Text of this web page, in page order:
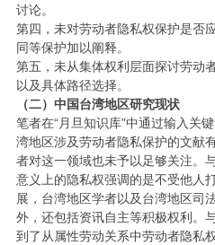
讨论。
第四，未对劳动者隐私权保护是否
同等保护加以阐释。
第五，未从集体权利层面探讨劳动
以及具体路径选择。
（二）中国台湾地区研究现状
笔者在“月旦知识库”中通过输入关
湾地区涉及劳动者隐私保护的文献
者对这一领域也未予以足够关注。
意义上的隐私权强调的是不受他人
展，台湾地区学者以及台湾地区司
外，还包括资讯自主等积极权利。
到了从属性劳动关系中劳动者隐私